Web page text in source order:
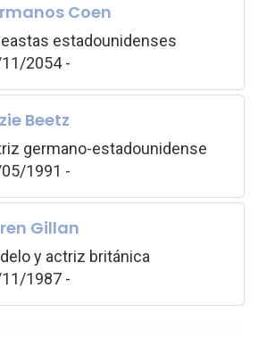
Coen
estadounidenses
2054 -
Beetz
germano-estadounidense
1991 -
Gillan
y actriz británica
1987 -